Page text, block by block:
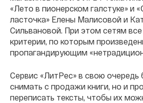
«Лето в пионерском галстуке» и
ласточка» Елены Малисовой и
Сильвановой. При этом сетям
критерии, по которым
пропагандирующим
Сервис «ЛитРес» в свою очередь
снимать с продажи книги, но и
переписать тексты, чтобы их